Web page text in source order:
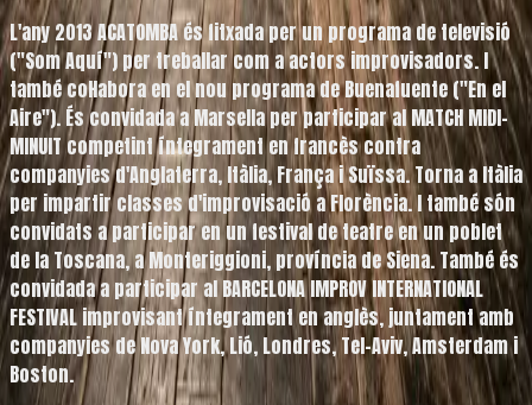
L'any2013ACATOMBA és fitxada per un programa de televisió
("Som Aquí") per treballar com a actors improvisadors. I
també col·labora en el nou programa de Buenafuente ("En el
Aire"). És convidada a Marsella per participar al MATCH MIDI-
MINUIT competint íntegrament en francès contra
companyies d'Anglaterra, Itàlia, França i Suïssa. Torna a Itàlia
per impartir classes d'improvisació a Florència. I també són
convidats a participar en un festival de teatre en un poblet
de la Toscana, a Monteriggioni, província de Siena. També és
convidada a participar al BARCELONA IMPROV INTERNATIONAL
FESTIVAL improvisant íntegrament en anglès, juntament amb
companyies de Nova York, Lió, Londres, Tel-Aviv, Amsterdam i
Boston.